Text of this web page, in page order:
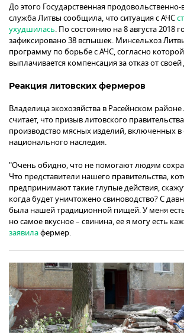
До этого Государственная
служба Литвы сообщила, что ситуация с АЧС
ухудшилась. По состоянию на 8 августа 2018
зафиксировано 38 вспышек. Минсельхоз
программу по борьбе с АЧС, согласно
выплачивается компенсация за отказ от
Реакция литовских фермеров
Владелица экохозяйства в Расейнском
считает, что призыв литовского
производство мясных изделий, включенных в
национального наследия.
"Очень обидно, что не помогают людям
Что представители нашего правительства,
предпринимают такие глупые действия,
когда будет уничтожено свиноводство? С
была нашей традиционной пищей. У меня
но самое вкусное – свинина, ее я могу есть
заявилафермер.